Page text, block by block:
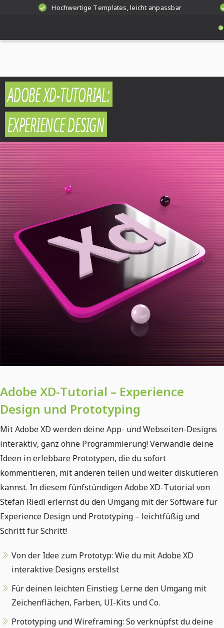
Hochwertige Templates, leicht anpassbar
ADOBE XD-TUTORIAL:
EXPERIENCE DESIGN
Adobe XD-Tutorial – Experience
Design und Prototyping
Mit Adobe XD werden deine App- und Webseiten-Designs
interaktiv, ganz ohne Programmierung! Verwandle deine
Ideen in erlebbare Prototypen, die du sofort
kommentieren, mit anderen teilen und weiter diskutieren
kannst. In diesem fünfstündigen Adobe XD-Tutorial von
Stefan Riedl erlernst du den Umgang mit der Software für
Experience Design und Prototyping – leichtfüßig und
Schritt für Schritt!
Von der Idee zum Prototyp: Wie du mit Adobe XD
interaktive Designs erstellst
Für deinen leichten Einstieg: Lerne den Umgang mit
Zeichenflächen, Farben, UI-Kits und Co.
Prototyping und Wireframing: So verknüpfst du deine